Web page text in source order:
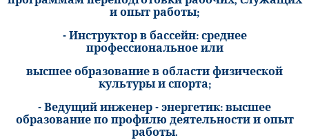
и опыт работы;
- Инструктор в бассейн: среднее
профессиональное или
высшее образование в области физической
культуры и спорта;
- Ведущий инженер - энергетик: высшее
образование по профилю деятельности и опыт
работы.